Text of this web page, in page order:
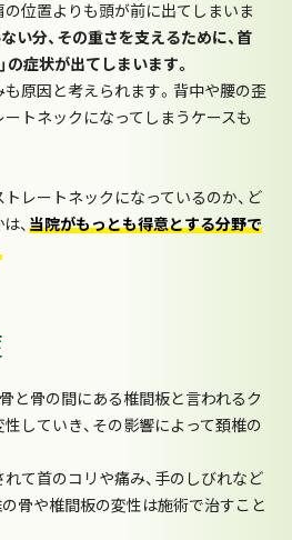
位置よりも頭が前に出てしまいま
い分、その重さを支えるために、首
の症状が出てしまいます。
原因と考えられます。背中や腰の歪
トネックになってしまうケースも
レートネックになっているのか、ど
、当院がもっとも得意とする分野で
と骨の間にある椎間板と言われるク
していき、その影響によって頚椎の
て首のコリや痛み、手のしびれなど
骨や椎間板の変性は施術で治すこと